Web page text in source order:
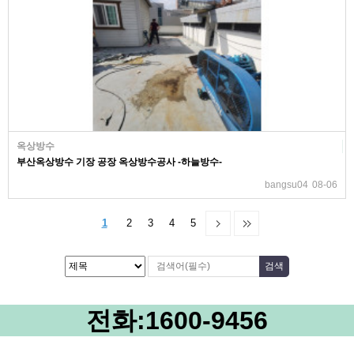
옥상방수
부산옥상방수 기장 공장 옥상방수공사 -하늘방수-
bangsu04 08-06
1 2 3 4 5
전화:1600-9456